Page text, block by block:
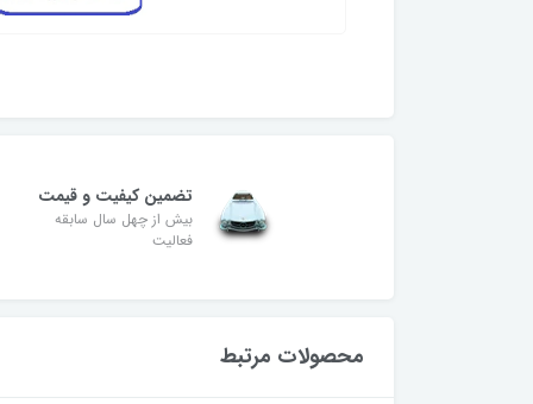
تضمین کیفیت و قیمت
بیش از چهل سال سابقه
فعالیت
محصولات مرتبط